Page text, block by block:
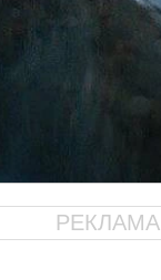
РЕКЛАМА